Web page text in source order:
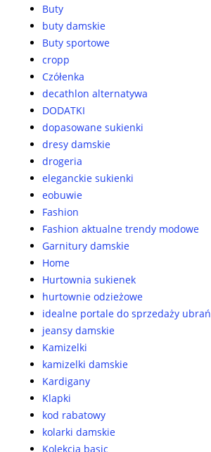
Buty
buty damskie
Buty sportowe
cropp
Czółenka
decathlon alternatywa
DODATKI
dopasowane sukienki
dresy damskie
drogeria
eleganckie sukienki
eobuwie
Fashion
Fashion aktualne trendy modowe
Garnitury damskie
Home
Hurtownia sukienek
hurtownie odzieżowe
idealne portale do sprzedaży ubrań
jeansy damskie
Kamizelki
kamizelki damskie
Kardigany
Klapki
kod rabatowy
kolarki damskie
Kolekcja basic